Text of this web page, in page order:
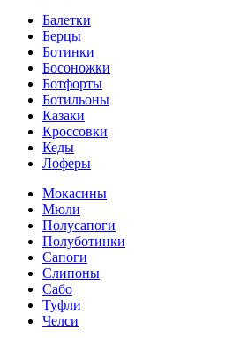
Балетки
Берцы
Ботинки
Босоножки
Ботфорты
Ботильоны
Казаки
Кроссовки
Кеды
Лоферы
Мокасины
Мюли
Полусапоги
Полуботинки
Сапоги
Слипоны
Сабо
Туфли
Челси